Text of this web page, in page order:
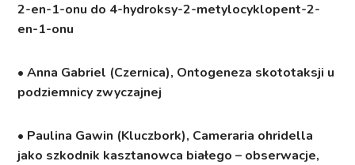
2-en-1-onu do 4-hydroksy-2-metylocyklopent-2-
en-1-onu
• Anna Gabriel (Czernica), Ontogeneza skototaksji u
podziemnicy zwyczajnej
• Paulina Gawin (Kluczbork), Cameraria ohridella
jako szkodnik kasztanowca białego – obserwacje,